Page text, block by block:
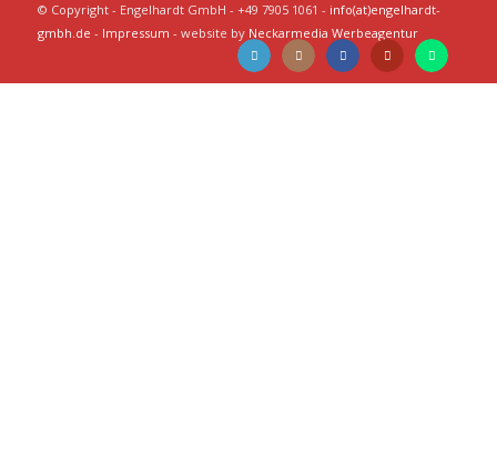
© Copyright - Engelhardt GmbH - +49 7905 1061 - info(at)engelhardt-
gmbh.de - Impressum - website by Neckarmedia Werbeagentur